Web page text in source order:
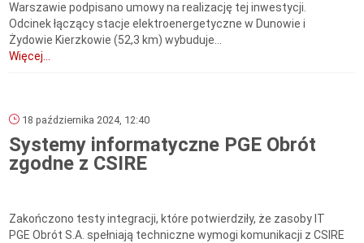
Warszawie podpisano umowy na realizację tej inwestycji.
Odcinek łączący stacje elektroenergetyczne w Dunowie i
Żydowie Kierzkowie (52,3 km) wybuduje...
Więcej...
18 października 2024, 12:40
Systemy informatyczne PGE Obrót
zgodne z CSIRE
Zakończono testy integracji, które potwierdziły, że zasoby IT
PGE Obrót S.A. spełniają techniczne wymogi komunikacji z CSIRE